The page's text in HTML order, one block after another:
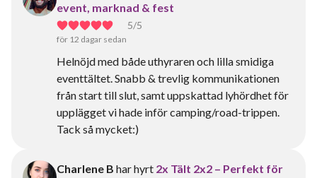
event, marknad & fest
5/5
för 12 dagar sedan
Helnöjd med både uthyraren och lilla smidiga
eventtältet. Snabb & trevlig kommunikationen
från start till slut, samt uppskattad lyhördhet för
upplägget vi hade inför camping/road-trippen.
Tack så mycket:)
Charlene B har hyrt 2x Tält 2x2 – Perfekt för